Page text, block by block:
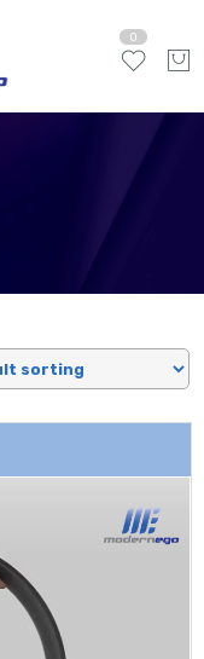
0